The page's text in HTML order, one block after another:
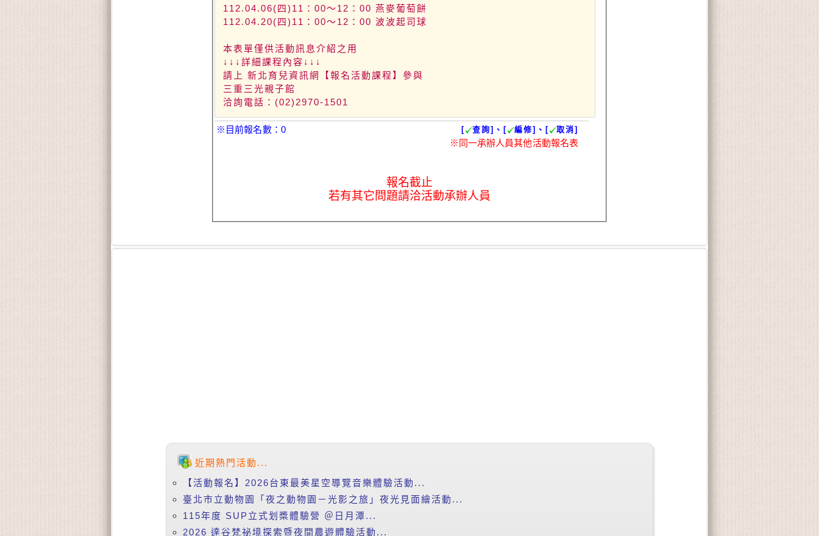
112.04.06(四)11：00～12：00 燕麥葡萄餅
112.04.20(四)11：00～12：00 波波起司球
本表單僅供活動訊息介紹之用
↓↓↓詳細課程內容↓↓↓
請上 新北育兒資訊網【報名活動課程】參與
三重三光親子館
洽詢電話：(02)2970-1501
※目前報名數：0 [ 查詢]、[ 編修]、[ 取消]
※同一承辦人員其他活動報名表
報名截止
若有其它問題請洽活動承辦人員
近期熱門活動...
【活動報名】2026台東最美星空導覽音樂體驗活動...
臺北市立動物園「夜之動物園－光影之旅」夜光見面繪活動...
115年度 SUP立式划槳體驗營 ＠日月潭...
2026 達谷梵祕境探索暨夜間農遊體驗活動...